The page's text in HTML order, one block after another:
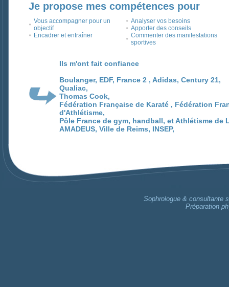
Je propose mes compétences pour
Vous accompagner pour un
objectif
Analyser vos besoins
Apporter des conseils
Encadrer et entraîner
Commenter des manifestations
sportives
Ils m'ont fait confiance
Boulanger, EDF, France 2 , Adidas, Century 21,
Qualiac,
Thomas Cook,
Fédération Française de Karaté , Fédération
d'Athlétisme,
Pôle France de gym, handball, et Athlétisme de
AMADEUS, Ville de Reims, INSEP,
Sophrologue & consultante
Préparation